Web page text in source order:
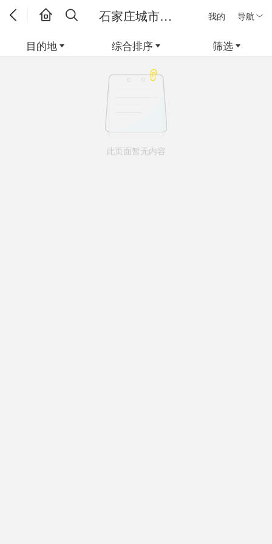
我的 导航
石家庄城市馆线路
目的地 综合排序 筛选
此页面暂无内容